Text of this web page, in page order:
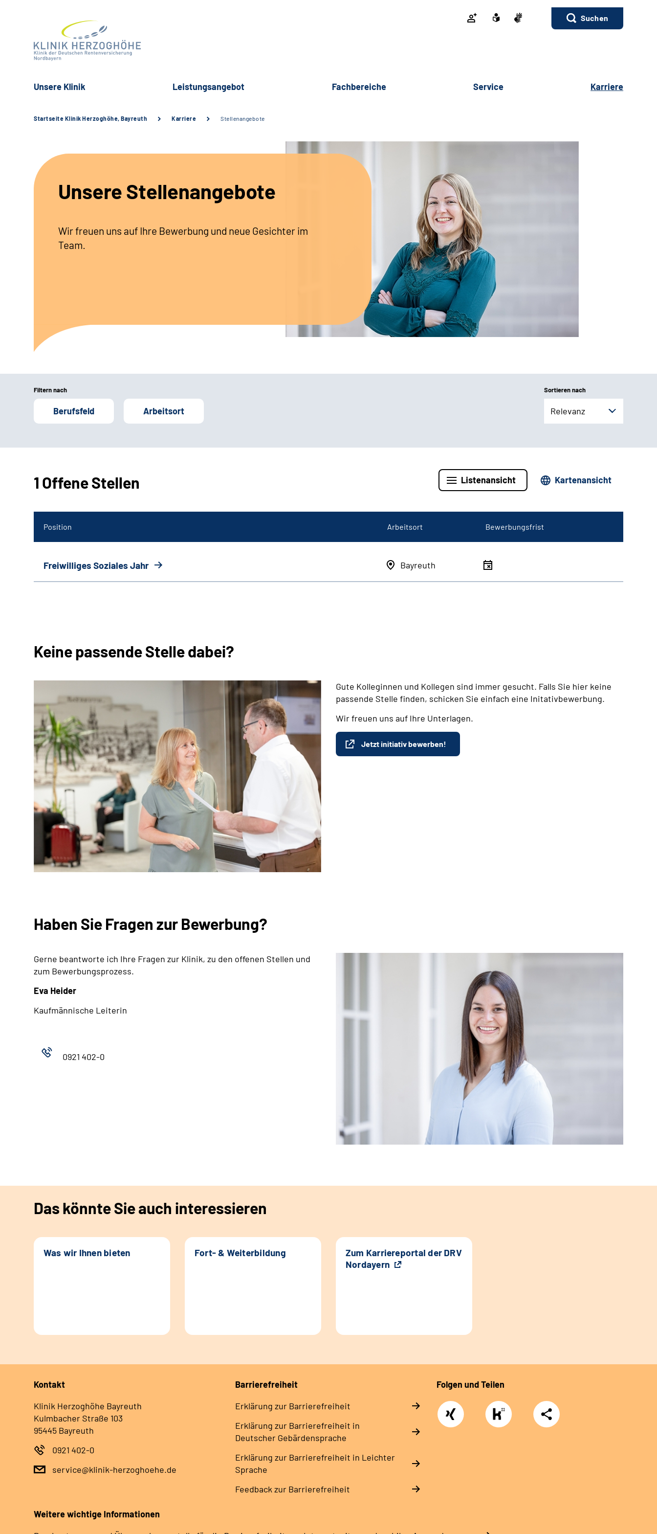
Suchen
Unsere Klinik Leistungsangebot Fachbereiche Service Karriere
Startseite Klinik Herzoghöhe, Bayreuth Karriere Stellenangebote
Unsere Stellenangebote
Wir freuen uns auf Ihre Bewerbung und neue Gesichter im
Team.
Filtern nach
Berufsfeld Arbeitsort
Sortieren nach
Relevanz
1 Offene Stellen Listenansicht Kartenansicht
Position Arbeitsort Bewerbungsfrist
Freiwilliges Soziales Jahr Bayreuth
Keine passende Stelle dabei?
Gute Kolleginnen und Kollegen sind immer gesucht. Falls Sie hier keine
passende Stelle finden, schicken Sie einfach eine Initativbewerbung.
Wir freuen uns auf Ihre Unterlagen.
Jetzt initiativ bewerben!
Haben Sie Fragen zur Bewerbung?
Gerne beantworte ich Ihre Fragen zur Klinik, zu den offenen Stellen und
zum Bewerbungsprozess.
Eva Heider
Kaufmännische Leiterin
0921 402-0
Das könnte Sie auch interessieren
Was wir Ihnen bieten Fort- & Weiterbildung
Zum Karriereportal der DRV
Nordayern
Kontakt
Klinik Herzoghöhe Bayreuth
Kulmbacher Straße 103
95445 Bayreuth
0921 402-0
service@klinik-herzoghoehe.de
Barrierefreiheit
Erklärung zur Barrierefreiheit
Erklärung zur Barrierefreiheit in
Deutscher Gebärdensprache
Erklärung zur Barrierefreiheit in Leichter
Sprache
Feedback zur Barrierefreiheit
Folgen und Teilen
Xing
https://www.kununu.com/de/deutsche-
rentenversicherung-
nordbayern6
Teilen
Weitere wichtige Informationen